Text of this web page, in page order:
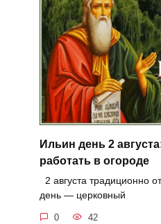
Ильин день 2
работать в огороде
2 августа традиционно
день — церковный
0 42